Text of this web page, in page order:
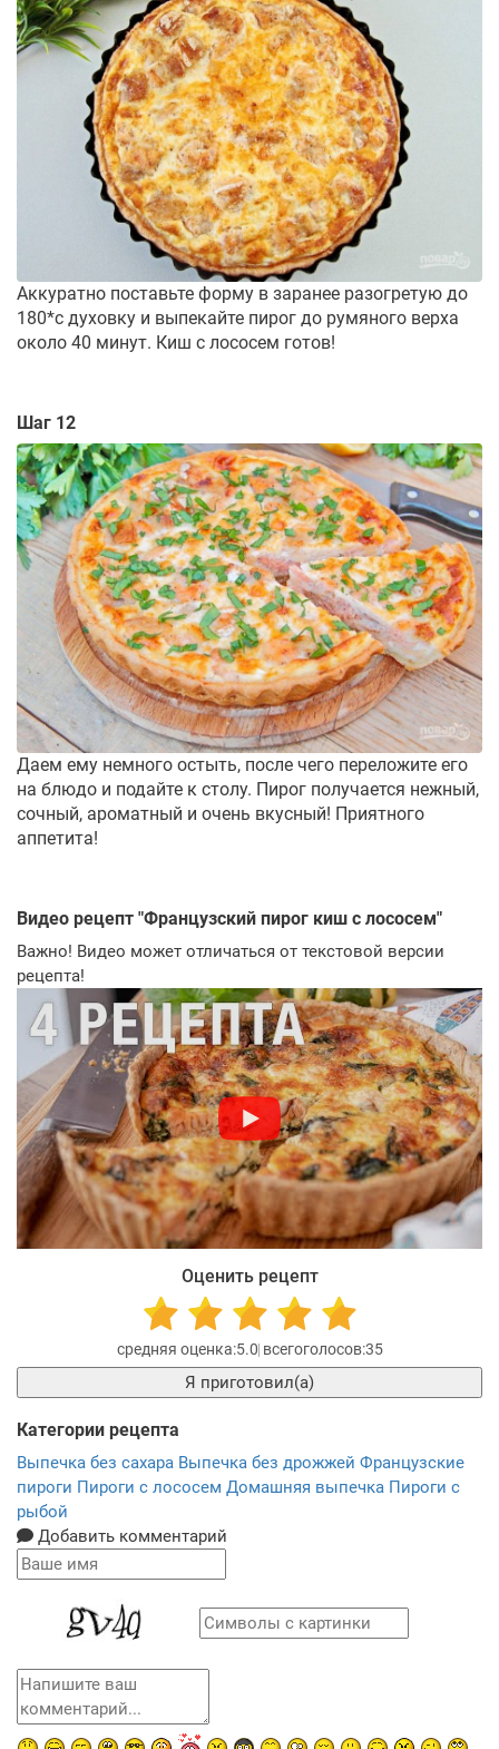
Аккуратно поставьте форму в заранее разогретую до
180*с духовку и выпекайте пирог до румяного верха
около 40 минут. Киш с лососем готов!
Шаг 12
Даем ему немного остыть, после чего переложите его
на блюдо и подайте к столу. Пирог получается нежный,
сочный, ароматный и очень вкусный! Приятного
аппетита!
Видео рецепт "Французский пирог киш с лососем"
Важно! Видео может отличаться от текстовой версии
рецепта!
Оценить рецепт
5.0 35
Я приготовил(а)
Категории рецепта
Выпечка без сахара Выпечка без дрожжей Французские
пироги Пироги с лососем Домашняя выпечка Пироги с
рыбой
Добавить комментарий